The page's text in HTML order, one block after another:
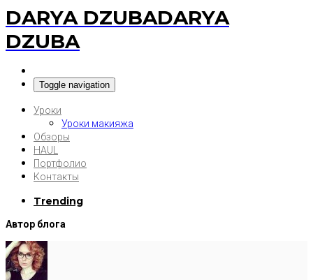
DARYA DZUBADARYA
DZUBA
Toggle navigation
Уроки
Уроки макияжа
Обзоры
HAUL
Портфолио
Контакты
Trending
Автор блога